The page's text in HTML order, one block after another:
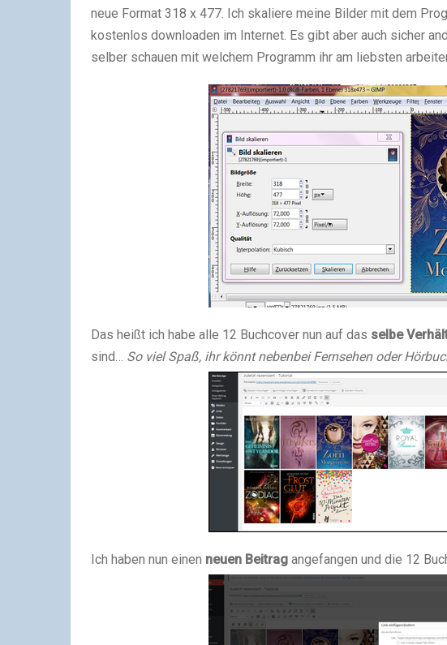
neue Format 318 x 477. Ich skaliere meine Bilder mit dem
kostenlos downloaden im Internet. Es gibt aber auch sicher
selber schauen mit welchem Programm ihr am liebsten
Das heißt ich habe alle 12 Buchcover nun auf das selbe
sind… So viel Spaß, ihr könnt nebenbei Fernsehen oder
Ich haben nun einen neuen Beitrag angefangen und die 12